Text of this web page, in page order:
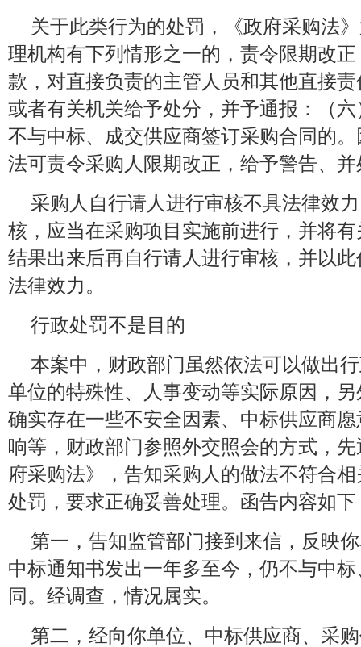
关于此类行为的处罚，《政府采购法
理机构有下列情形之一的，责令限期改
款，对直接负责的主管人员和其他直接
或者有关机关给予处分，并予通报：（
不与中标、成交供应商签订采购合同的
法可责令采购人限期改正，给予警告、
采购人自行请人进行审核不具法律效
核，应当在采购项目实施前进行，并将
结果出来后再自行请人进行审核，并以
法律效力。
行政处罚不是目的
本案中，财政部门虽然依法可以做出
单位的特殊性、人事变动等实际原因，
确实存在一些不安全因素、中标供应商
响等，财政部门参照外交照会的方式，
府采购法》，告知采购人的做法不符合
处罚，要求正确妥善处理。函告内容如下
第一，告知监管部门接到来信，反映
中标通知书发出一年多至今，仍不与中
同。经调查，情况属实。
第二，经向你单位、中标供应商、采